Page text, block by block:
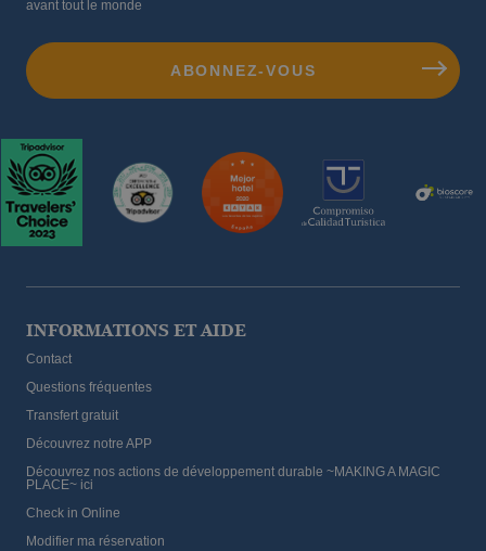
avant tout le monde
INFORMATIONS ET AIDE
Contact
Questions fréquentes
Transfert gratuit
Découvrez notre APP
Découvrez nos actions de développement durable ~MAKING A MAGIC
PLACE~ ici
Check in Online
Modifier ma réservation